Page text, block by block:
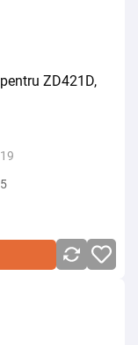
ZD421D,